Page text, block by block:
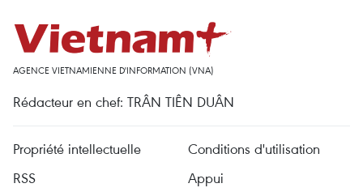
AGENCE VIETNAMIENNE D'INFORMATION (VNA)
Rédacteur en chef: TRÂN TIÊN DUÂN
Propriété intellectuelle
Conditions d'utilisation
RSS
Appui